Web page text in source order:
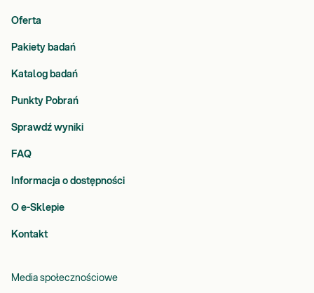
Oferta
Pakiety badań
Katalog badań
Punkty Pobrań
Sprawdź wyniki
FAQ
Informacja o dostępności
O e-Sklepie
Kontakt
Media społecznościowe